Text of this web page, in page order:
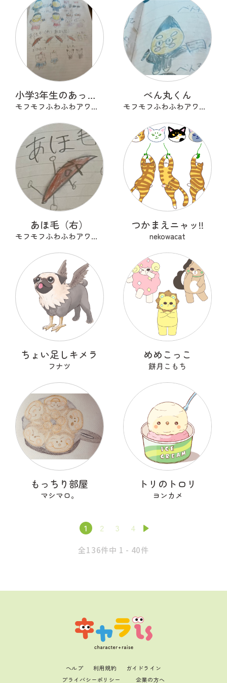
小学3年生のあったらいいな
モフモフふわふわアワアワ
べん丸くん
モフモフふわふわアワアワ
あほ毛（右）
モフモフふわふわアワアワ
つかまえニャッ!!
nekowacat
ちょい足しキメラ
フナツ
めめこっこ
餅月こもち
もっちり部屋
マシマロ。
トリのトロリ
ヨンカメ
1 2 3 4
全136件中 1 - 40件
ヘルプ 利用規約
ガイドライン
プライバシーポリシー
企業の方へ